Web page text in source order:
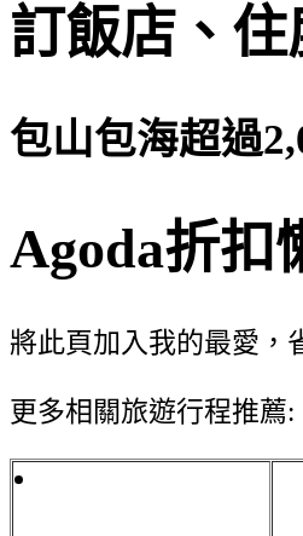
訂飯店、
包山包海超過
Agoda折扣
將此頁加入我的最愛，
更多相關旅遊行程推薦: